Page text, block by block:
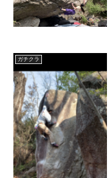
ガチクラ